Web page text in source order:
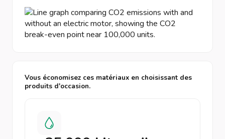
Vous économisez ces matériaux en choisissant des
produits d'occasion.